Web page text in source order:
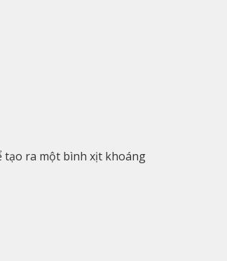
tạo ra một bình xịt khoáng